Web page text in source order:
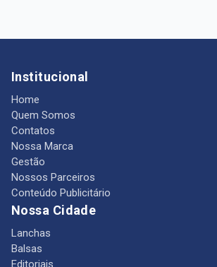
Institucional
Home
Quem Somos
Contatos
Nossa Marca
Gestão
Nossos Parceiros
Conteúdo Publicitário
Nossa Cidade
Lanchas
Balsas
Editoriais